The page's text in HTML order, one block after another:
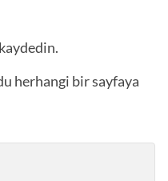
herhangi bir sayfaya